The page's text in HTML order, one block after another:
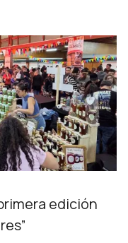
edición